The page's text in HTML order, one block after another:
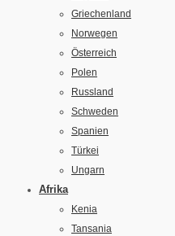
Griechenland
Norwegen
Österreich
Polen
Russland
Schweden
Spanien
Türkei
Ungarn
Afrika
Kenia
Tansania